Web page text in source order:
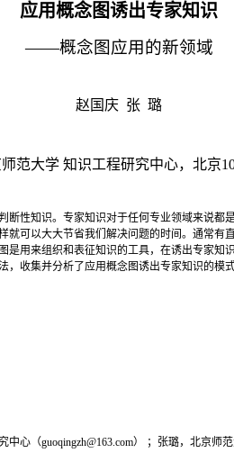
应用概念图诱出专家知识
——概念图应用的新领域
赵国庆 张 璐
师范大学 知识工程研究中心，北京
断性知识。专家知识对于任何专业领域来说都
可以大大节省我们解决问题的时间。通常有
是用来组织和表征知识的工具，在诱出专家
收集并分析了应用概念图诱出专家知识的模
中心（guoqingzh@163.com） ；张璐，北京师